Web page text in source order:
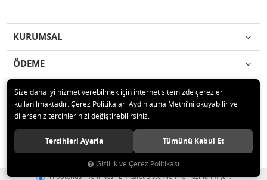
KURUMSAL
ÖDEME
İLETİŞİM
© 2020 MAG OTOMOTİV Tüm hakları saklıdır.
Hipotenüs Yeni Nesil E-Ticaret Sistemleri ile Hazırlanmıştır.
Size daha iyi hizmet verebilmek için internet sitemizde çerezler
kullanılmaktadır. Çerez Politikaları Aydınlatma Metni’ni okuyabilir ve
dilerseniz tercihlerinizi değiştirebilirsiniz.
Tercihleri Ayarla Tümünü Kabul Et
Gizlilik ve Çerez Politikası